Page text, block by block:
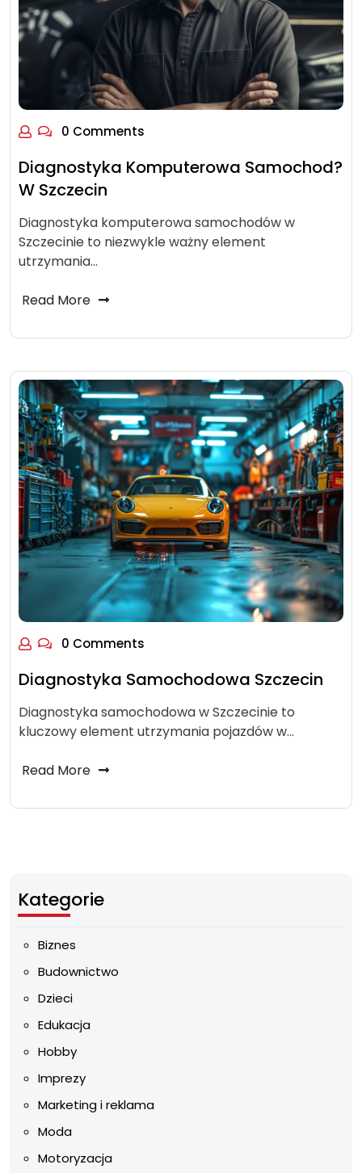
0 Comments
Diagnostyka Komputerowa Samochod?
W Szczecin
Diagnostyka komputerowa samochodów w
Szczecinie to niezwykle ważny element
utrzymania…
Read More
0 Comments
Diagnostyka Samochodowa Szczecin
Diagnostyka samochodowa w Szczecinie to
kluczowy element utrzymania pojazdów w…
Read More
Kategorie
Biznes
Budownictwo
Dzieci
Edukacja
Hobby
Imprezy
Marketing i reklama
Moda
Motoryzacja